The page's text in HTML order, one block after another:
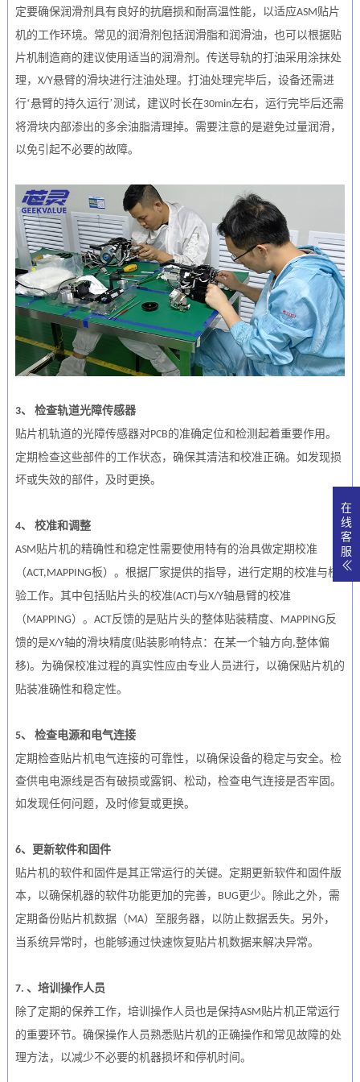
定要确保润滑剂具有良好的抗磨损和耐高温性能，以适应ASM贴片
机的工作环境。常见的润滑剂包括润滑脂和润滑油，也可以根据贴
片机制造商的建议使用适当的润滑剂。传送导轨的打油采用涂抹处
理， X/Y悬臂的滑块进行注油处理。打油处理完毕后，设备还需进
行‘悬臂的持久运行’测试，建议时长在30min左右，运行完毕后还需
将滑块内部渗出的多余油脂清理掉。需要注意的是避免过量润滑，
以免引起不必要的故障。
3、 检查轨道光障传感器
贴片机轨道的光障传感器对PCB的准确定位和检测起着重要作用。
定期检查这些部件的工作状态，确保其清洁和校准正确。如发现损
坏或失效的部件，及时更换。
4、 校准和调整
ASM贴片机的精确性和稳定性需要使用特有的治具做定期校准
（ACT,MAPPING板）。根据厂家提供的指导，进行定期的校准与校
验工作。其中包括贴片头的校准(ACT)与X/Y轴悬臂的校准
（MAPPING）。 ACT反馈的是贴片头的整体贴装精度、 MAPPING反
馈的是X/Y轴的滑块精度(贴装影响特点：在某一个轴方向,整体偏
移)。为确保校准过程的真实性应由专业人员进行，以确保贴片机的
贴装准确性和稳定性。
5、 检查电源和电气连接
定期检查贴片机电气连接的可靠性，以确保设备的稳定与安全。检
查供电电源线是否有破损或露铜、松动，检查电气连接是否牢固。
如发现任何问题，及时修复或更换。
6、更新软件和固件
贴片机的软件和固件是其正常运行的关键。定期更新软件和固件版
本，以确保机器的软件功能更加的完善， BUG 更少。除此之外，需
定期备份贴片机数据（MA）至服务器，以防止数据丢失。另外，
当系统异常时，也能够通过快速恢复贴片机数据来解决异常。
7. 、培训操作人员
除了定期的保养工作，培训操作人员也是保持ASM贴片机正常运行
的重要环节。确保操作人员熟悉贴片机的正确操作和常见故障的处
理方法，以减少不必要的机器损坏和停机时间。
在
线
客
服